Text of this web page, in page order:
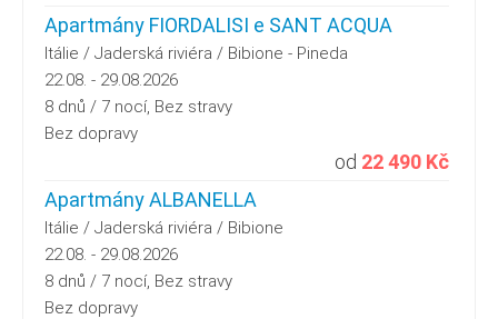
Apartmány FIORDALISI e SANT ACQUA
Itálie / Jaderská riviéra / Bibione - Pineda
22.08. - 29.08.2026
8 dnů / 7 nocí, Bez stravy
Bez dopravy
od 22 490 Kč
Apartmány ALBANELLA
Itálie / Jaderská riviéra / Bibione
22.08. - 29.08.2026
8 dnů / 7 nocí, Bez stravy
Bez dopravy